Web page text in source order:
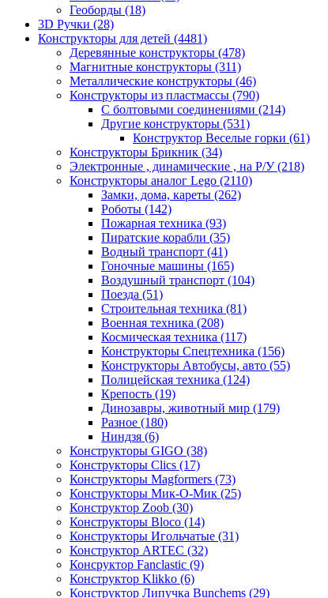
Геоборды (18)
3D Ручки (28)
Конструкторы для детей (4481)
Деревянные конструкторы (478)
Магнитные конструкторы (311)
Металлические конструкторы (46)
Конструкторы из пластмассы (790)
С болтовыми соединениями (214)
Другие конструкторы (531)
Конструктор Веселые горки (61)
Конструкторы Брикник (34)
Электронные , динамические , на Р/У(218)
Конструкторы аналог Lego (2110)
Замки, дома, кареты (262)
Роботы (142)
Пожарная техника (93)
Пиратские корабли (35)
Водный транспорт (41)
Гоночные машины (165)
Воздушный транспорт (104)
Поезда (51)
Строительная техника (81)
Военная техника (208)
Космическая техника (117)
Конструкторы Спецтехника (156)
Конструкторы Автобусы, авто (55)
Полицейская техника (124)
Крепость (19)
Динозавры, животный мир (179)
Разное (180)
Ниндзя (6)
Конструкторы GIGO (38)
Конструкторы Clics (17)
Конструкторы Magformers (73)
Конструкторы Мик-О-Мик (25)
Конструктор Zoob (30)
Конструкторы Bloco (14)
Конструкторы Игольчатые (31)
Конструктор ARTEC (32)
Консруктор Fanclastic (9)
Конструктор Klikko (6)
Конструктор Липучка Bunchems (29)